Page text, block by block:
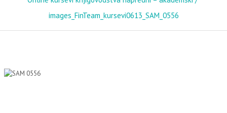
images_FinTeam_kursevi0613_SAM_0556